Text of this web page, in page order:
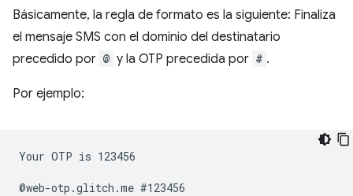
Básicamente, la regla de formato es la siguiente: Finaliza
el mensaje SMS con el dominio del destinatario
precedido por @ y la OTP precedida por # .
Por ejemplo:
Your OTP is 123456